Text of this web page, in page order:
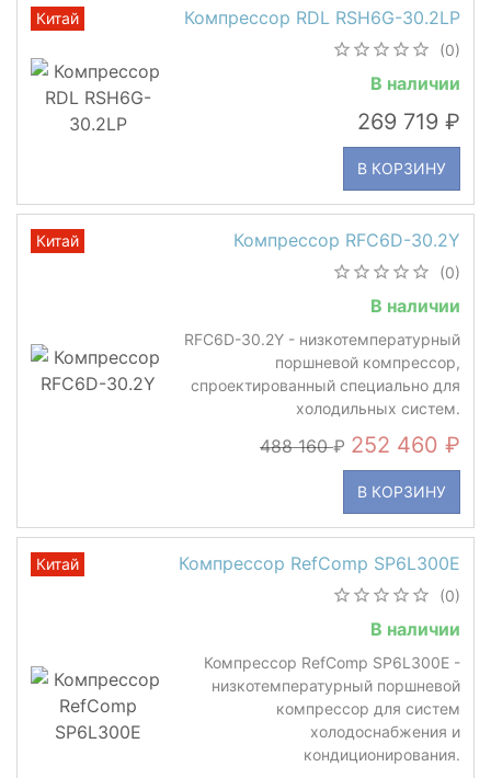
Компрессор RDL RSH6G-30.2LP
(0)
В наличии
269 719
В КОРЗИНУ
Китай
Компрессор RFC6D-30.2Y
(0)
В наличии
RFC6D-30.2Y - низкотемпературный
поршневой компрессор,
спроектированный специально для
холодильных систем.
488 160 252 460
В КОРЗИНУ
Китай
Компрессор RefComp SP6L300E
(0)
В наличии
Компрессор RefComp SP6L300E -
низкотемпературный поршневой
компрессор для систем
холодоснабжения и
кондиционирования.
Китай